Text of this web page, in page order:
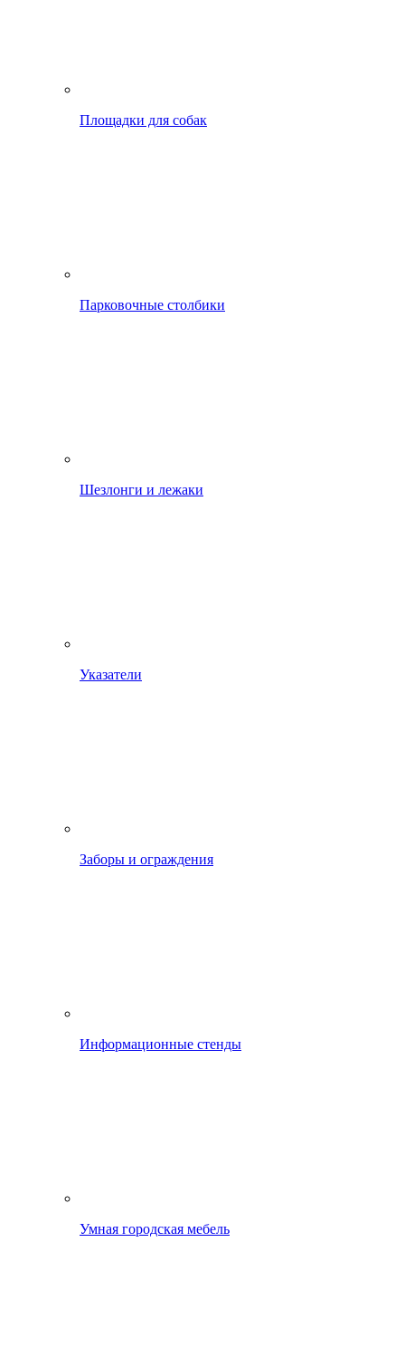
Площадки для собак
Парковочные столбики
Шезлонги и лежаки
Указатели
Заборы и ограждения
Информационные стенды
Умная городская мебель